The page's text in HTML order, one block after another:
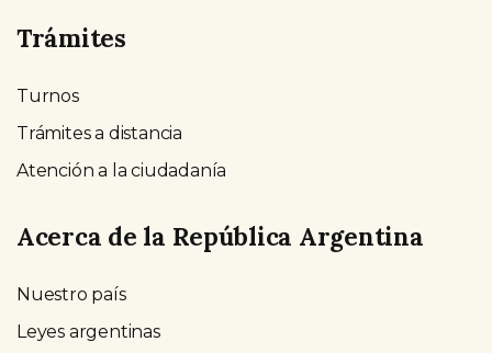
Trámites
Turnos
Trámites a distancia
Atención a la ciudadanía
Acerca de la República Argentina
Nuestro país
Leyes argentinas